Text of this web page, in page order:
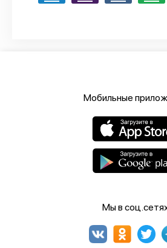
Мобильные
Мы в